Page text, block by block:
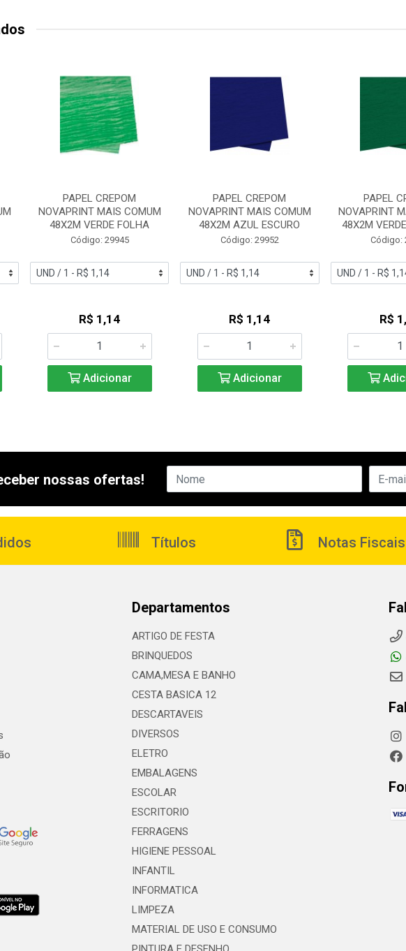
PAPEL CREPOM
NOVAPRINT MAIS COMUM
48X2M VERDE FOLHA
Código: 29945
R$ 1,14
Adicionar
PAPEL CREPOM
NOVAPRINT MAIS COMUM
48X2M AZUL ESCURO
Código: 29952
R$ 1,14
Adicionar
PAPEL
NOVAPRINT
48X2M
Código:
R$
nossas ofertas!
Títulos Notas Fiscais
Departamentos
ARTIGO DE FESTA
BRINQUEDOS
CAMA,MESA E BANHO
CESTA BASICA 12
DESCARTAVEIS
DIVERSOS
ELETRO
EMBALAGENS
ESCOLAR
ESCRITORIO
FERRAGENS
HIGIENE PESSOAL
INFANTIL
INFORMATICA
LIMPEZA
MATERIAL DE USO E CONSUMO